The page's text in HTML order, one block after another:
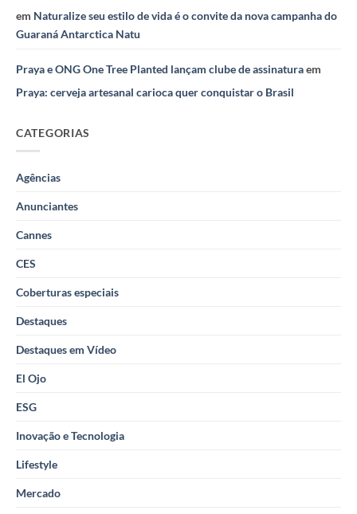
em Naturalize seu estilo de vida é o convite da nova campanha do
Guaraná Antarctica Natu
Praya e ONG One Tree Planted lançam clube de assinaturaem
Praya: cerveja artesanal carioca quer conquistar o Brasil
CATEGORIAS
Agências
Anunciantes
Cannes
CES
Coberturas especiais
Destaques
Destaques em Vídeo
El Ojo
ESG
Inovação e Tecnologia
Lifestyle
Mercado